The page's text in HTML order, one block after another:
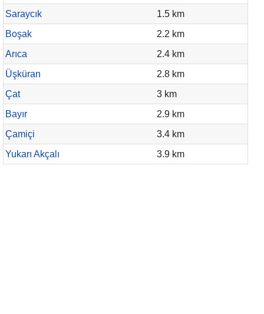
Saraycık
1.5 km
Boşak
2.2 km
Arıca
2.4 km
Üşküran
2.8 km
Çat
3 km
Bayır
2.9 km
Çamiçi
3.4 km
Yukarı Akçalı
3.9 km